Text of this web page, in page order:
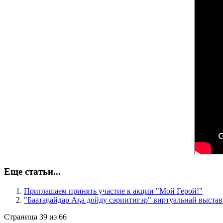
Еще статьи...
Приглашаем принять участие к акции "Мой Герой!"
"Баатаҕайдар Аҕа дойду сэриитигэр" виртуальнай
Страница 39 из 66